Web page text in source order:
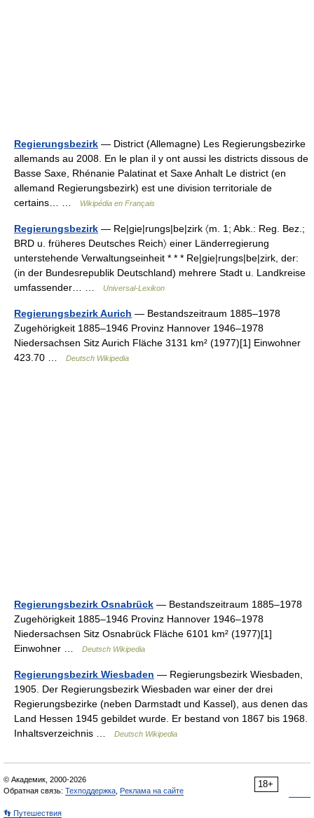
Regierungsbezirk — District (Allemagne) Les Regierungsbezirke
allemands au 2008. En le plan il y ont aussi les districts dissous de
Basse Saxe, Rhénanie Palatinat et Saxe Anhalt Le district (en
allemand Regierungsbezirk) est une division territoriale de
certains… …
Wikipédia en Français
Regierungsbezirk — Re|gie|rungs|be|zirk 〈m. 1; Abk.: Reg. Bez.;
BRD u. früheres Deutsches Reich〉 einer Länderregierung
unterstehende Verwaltungseinheit * * * Re|gie|rungs|be|zirk, der:
(in der Bundesrepublik Deutschland) mehrere Stadt u. Landkreise
umfassender… …
Universal-Lexikon
Regierungsbezirk Aurich — Bestandszeitraum 1885–1978
Zugehörigkeit 1885–1946 Provinz Hannover 1946–1978
Niedersachsen Sitz Aurich Fläche 3131 km² (1977)[1] Einwohner
423.70 …
Deutsch Wikipedia
Regierungsbezirk Osnabrück — Bestandszeitraum 1885–1978
Zugehörigkeit 1885–1946 Provinz Hannover 1946–1978
Niedersachsen Sitz Osnabrück Fläche 6101 km² (1977)[1]
Einwohner …
Deutsch Wikipedia
Regierungsbezirk Wiesbaden — Regierungsbezirk Wiesbaden,
1905. Der Regierungsbezirk Wiesbaden war einer der drei
Regierungsbezirke (neben Darmstadt und Kassel), aus denen das
Land Hessen 1945 gebildet wurde. Er bestand von 1867 bis 1968.
Inhaltsverzeichnis …
Deutsch Wikipedia
18+
© Академик, 2000-2026
Обратная связь: Техподдержка Реклама на сайте
👣 Путешествия